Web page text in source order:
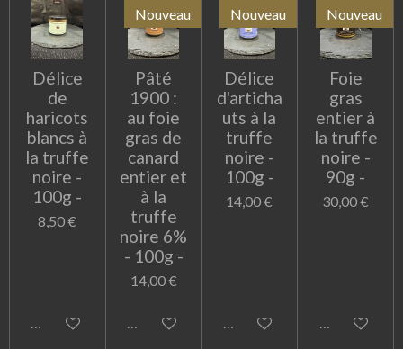
Délice
de
haricots
blancs à
la truffe
noire -
100g -
8,50 €
Ajouter au panier
Nouveau
Pâté
1900 :
au foie
gras de
canard
entier et
à la
truffe
noire 6%
- 100g -
14,00 €
Ajouter au panier
Nouveau
Délice
d'articha
uts à la
truffe
noire -
100g -
14,00 €
Ajouter au panier
Nouveau
Foie
gras
entier à
la truffe
noire -
90g -
30,00 €
Ajouter au